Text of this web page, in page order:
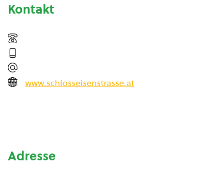
Kontakt
www.schlosseisenstrasse.at
Adresse